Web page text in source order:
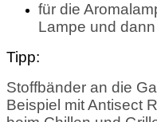
für die
Lampe und
Tipp:
Stoffbänder an die
Beispiel mit Antisect